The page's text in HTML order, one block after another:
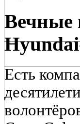
Вечные
Есть